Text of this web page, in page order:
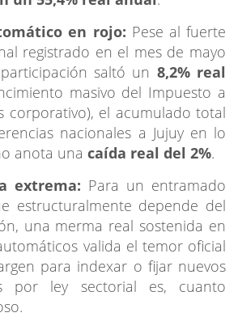
en rojo: Pese al fuerte
registrado en el mes de mayo
saltó un 8,2% real
masivo del Impuesto a
corporativo), el acumulado total
nacionales a Jujuy en lo
anota una caída real del 2%.
extrema: Para un entramado
estructuralmente depende del
una merma real sostenida en
valida el temor oficial
para indexar o fijar nuevos
por ley sectorial es, cuanto